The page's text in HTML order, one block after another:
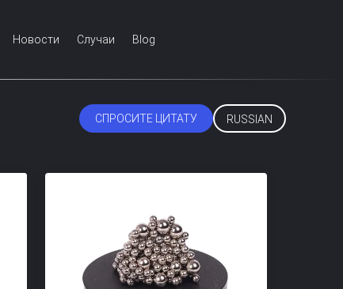
Новости Случаи Blog
СПРОСИТЕ ЦИТАТУ RUSSIAN